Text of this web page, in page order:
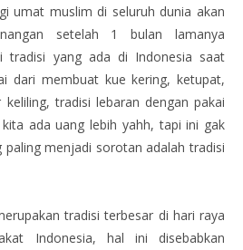
umat muslim di seluruh dunia akan
setelah 1 bulan lamanya
tradisi yang ada di Indonesia saat
dari membuat kue kering, ketupat,
tradisi lebaran dengan pakai
ada uang lebih yahh, tapi ini gak
paling menjadi sorotan adalah tradisi
tradisi terbesar di hari raya
Indonesia, hal ini disebabkan